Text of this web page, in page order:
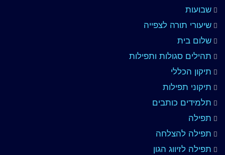
שבועות
שיעורי תורה לצפייה
שלום בית
תהילים סגולות ותפילות
תיקון הכללי
תיקוני תפילות
תלמידים כותבים
תפילה
תפילה להצלחה
תפילה לזיווג הגון